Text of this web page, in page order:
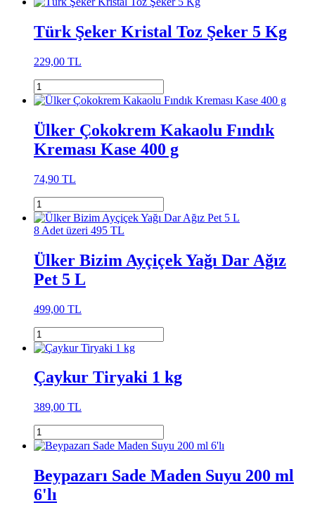
Türk Şeker Kristal Toz Şeker 5 Kg
229,00 TL
Ülker Çokokrem Kakaolu Fındık
Kreması Kase 400 g
74,90 TL
8 Adet üzeri 495 TL
Ülker Bizim Ayçiçek Yağı Dar Ağız
Pet 5 L
499,00 TL
Çaykur Tiryaki 1 kg
389,00 TL
Beypazarı Sade Maden Suyu 200 ml
6'lı